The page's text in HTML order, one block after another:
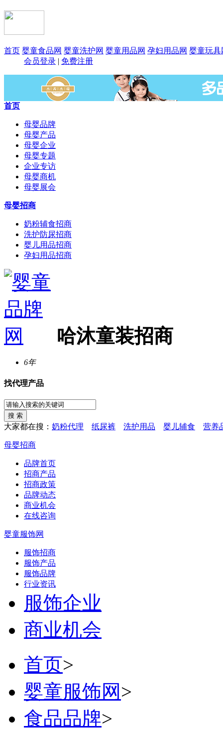
首页 婴童食品网 婴童洗护网 婴童用品网 孕妇用品网 婴童玩具
会员登录 | 免费注册
首页
母婴品牌
母婴产品
母婴企业
母婴专题
企业专访
母婴商机
母婴展会
母婴招商
奶粉辅食招商
洗护防尿招商
婴儿用品招商
孕妇用品招商
哈沐童装招商
6年
找代理产品
大家都在搜： 奶粉代理 纸尿裤 洗护用品 婴儿辅食 营养
母婴招商
品牌首页
招商产品
招商政策
品牌动态
商业机会
在线咨询
婴童服饰网
服饰招商
服饰产品
服饰品牌
行业资讯
服饰企业
商业机会
首页>
婴童服饰网 >
食品品牌>